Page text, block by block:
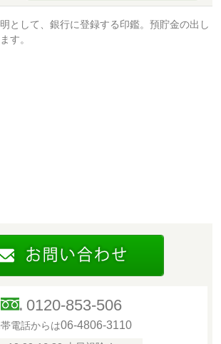
として、銀行に登録する印鑑。預貯金の出し
す。
0120-853-506
電話からは06-4806-3110